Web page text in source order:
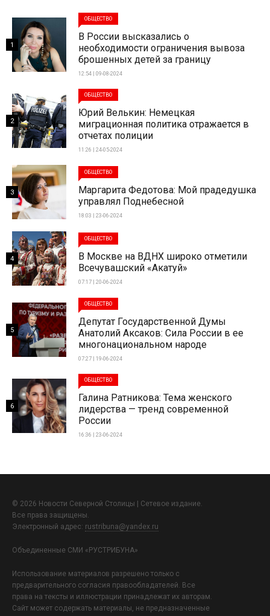
ОБЩЕСТВО
В России высказались о
необходимости ограничения вывоза
брошенных детей за границу
12:54 | 09-08-2024
1
ОБЩЕСТВО
Юрий Велькин: Немецкая
миграционная политика отражается в
отчетах полиции
11:26 | 24-05-2024
2
ОБЩЕСТВО
Маргарита Федотова: Мой прадедушка
управлял Поднебесной
18:03 | 23-06-2024
3
ОБЩЕСТВО
В Москве на ВДНХ широко отметили
Всечувашский «Акатуй»
07:17 | 20-06-2024
4
ОБЩЕСТВО
Депутат Государственной Думы
Анатолий Аксаков: Сила России в ее
многонациональном народе
07:27 | 19-06-2024
5
ОБЩЕСТВО
Галина Ратникова: Тема женского
лидерства — тренд современной
России
16:36 | 23-06-2024
6
© 2026 Новости Северной Столицы | Сетевое издание.
Все права защищены.
Электронный адрес: rustribuna@yandex.ru
Объединенные СМИ «РУСТРИБУНА»
Использование материалов разрешено только с
предварительного согласия правообладателей. Все
права на тексты и иллюстрации принадлежат их авторам.
Сайт может содержать материалы, не предназначенные